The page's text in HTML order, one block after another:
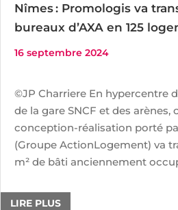
Nîmes : Promologis va
bureaux d’AXA en 125
16 septembre 2024
©JP Charriere En hypercentre
de la gare SNCF et des arènes,
conception-réalisation porté
(Groupe ActionLogement) va
m² de bâti anciennement
LIRE PLUS